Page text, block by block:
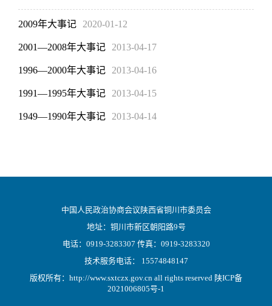
2009年大事记 2020-01-12
2001—2008年大事记 2013-04-17
1996—2000年大事记 2013-04-16
1991—1995年大事记 2013-04-15
1949—1990年大事记 2013-04-14
中国人民政治协商会议陕西省铜川市委员会
地址：铜川市新区朝阳路9号
电话：0919-3283307 传真：0919-3283320
技术服务电话： 15574848147
版权所有：http://www.sxtczx.gov.cn all rights reserved 陕ICP备
2021006805号-1